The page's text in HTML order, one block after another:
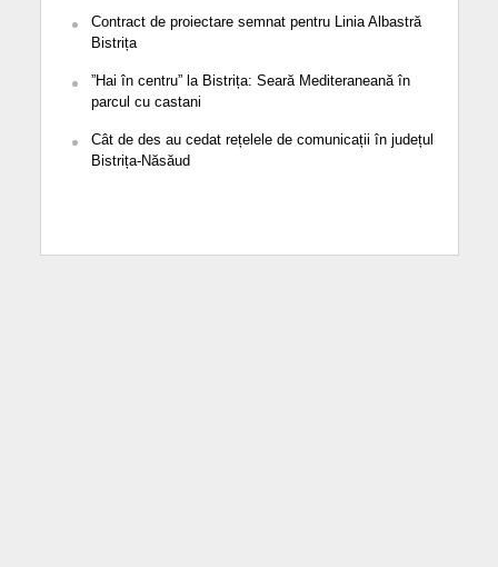
Contract de proiectare semnat pentru Linia Albastră
Bistrița
”Hai în centru” la Bistrița: Seară Mediteraneană în
parcul cu castani
Cât de des au cedat rețelele de comunicații în județul
Bistrița-Năsăud